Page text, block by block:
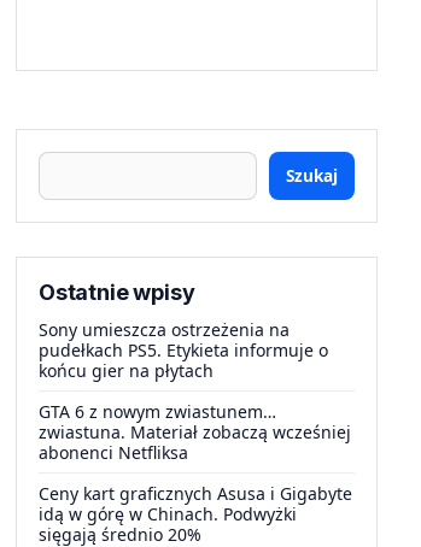
Szukaj
Ostatnie wpisy
Sony umieszcza ostrzeżenia na
pudełkach PS5. Etykieta informuje o
końcu gier na płytach
GTA 6 z nowym zwiastunem…
zwiastuna. Materiał zobaczą wcześniej
abonenci Netfliksa
Ceny kart graficznych Asusa i Gigabyte
idą w górę w Chinach. Podwyżki
sięgają średnio 20%